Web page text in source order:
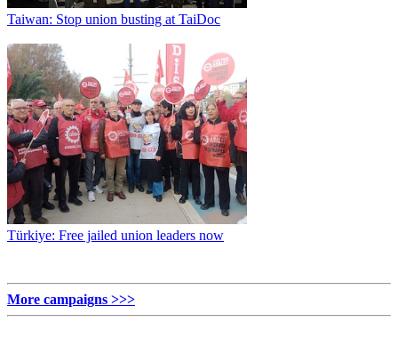
Taiwan: Stop union busting at TaiDoc
Türkiye: Free jailed union leaders now
More campaigns >>>